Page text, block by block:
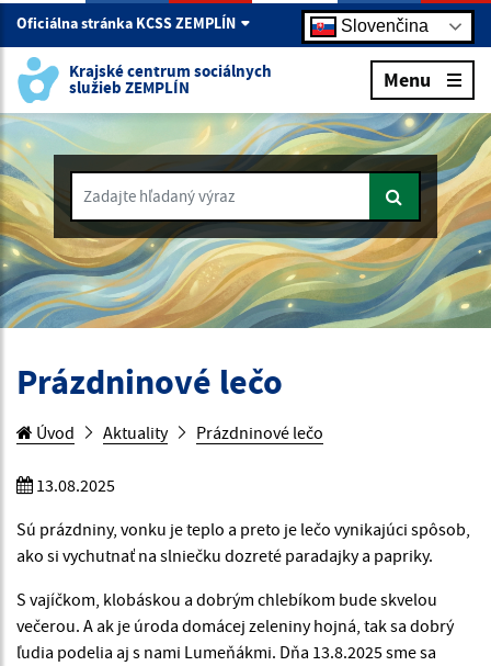
Oficiálna stránka KCSS ZEMPLÍN Slovenčina
Krajské centrum sociálnych
služieb ZEMPLÍN Menu
Zadajte hľadaný výraz
Prázdninové lečo
Úvod Aktuality Prázdninové lečo
13.08.2025
Sú prázdniny, vonku je teplo a preto je lečo vynikajúci spôsob,
ako si vychutnať na slniečku dozreté paradajky a papriky.
S vajíčkom, klobáskou a dobrým chlebíkom bude skvelou
večerou. A ak je úroda domácej zeleniny hojná, tak sa dobrý
ľudia podelia aj s nami Lumeňákmi. Dňa 13.8.2025 sme sa